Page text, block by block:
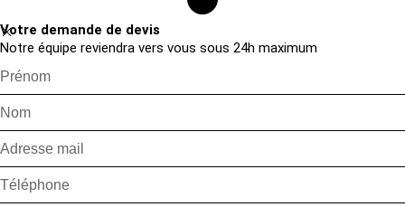
Votre demande de devis
Notre équipe reviendra vers vous sous 24h maximum